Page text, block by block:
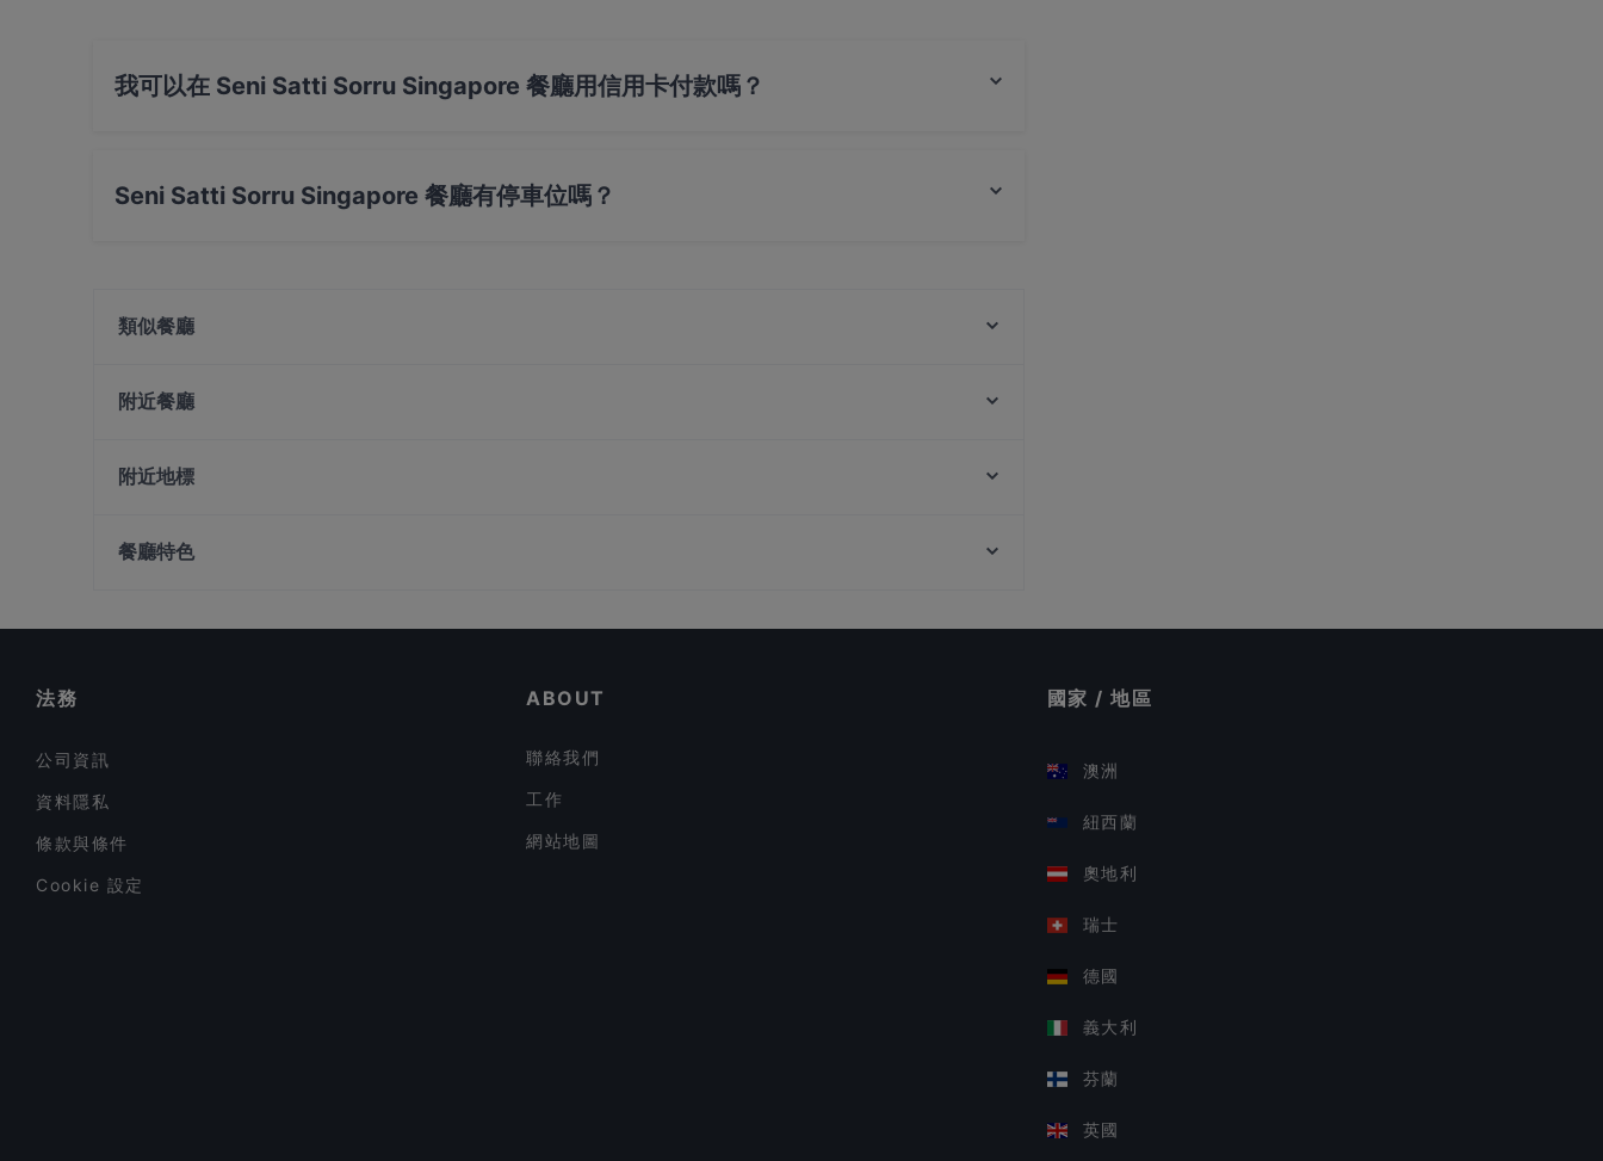
我可以在 Seni Satti Sorru Singapore 餐廳用信用卡付款嗎？
Seni Satti Sorru Singapore 餐廳有停車位嗎？
類似餐廳
Uncle Aunty Family Restaurant (Uncle Chef)
Alankar @ Norris Rd
附近餐廳
Olibier Rooftop Bar
Mehfil Mitra Di Bar & Restaurant
附近地標
餐廳特色
在 新加坡 的 當地美食
在 新加坡 的 晚餐
法務
公司資訊
資料隱私
條款與條件
Cookie 設定
ABOUT
聯絡我們
工作
網站地圖
國家 / 地區
澳洲
紐西蘭
奧地利
瑞士
德國
義大利
芬蘭
英國